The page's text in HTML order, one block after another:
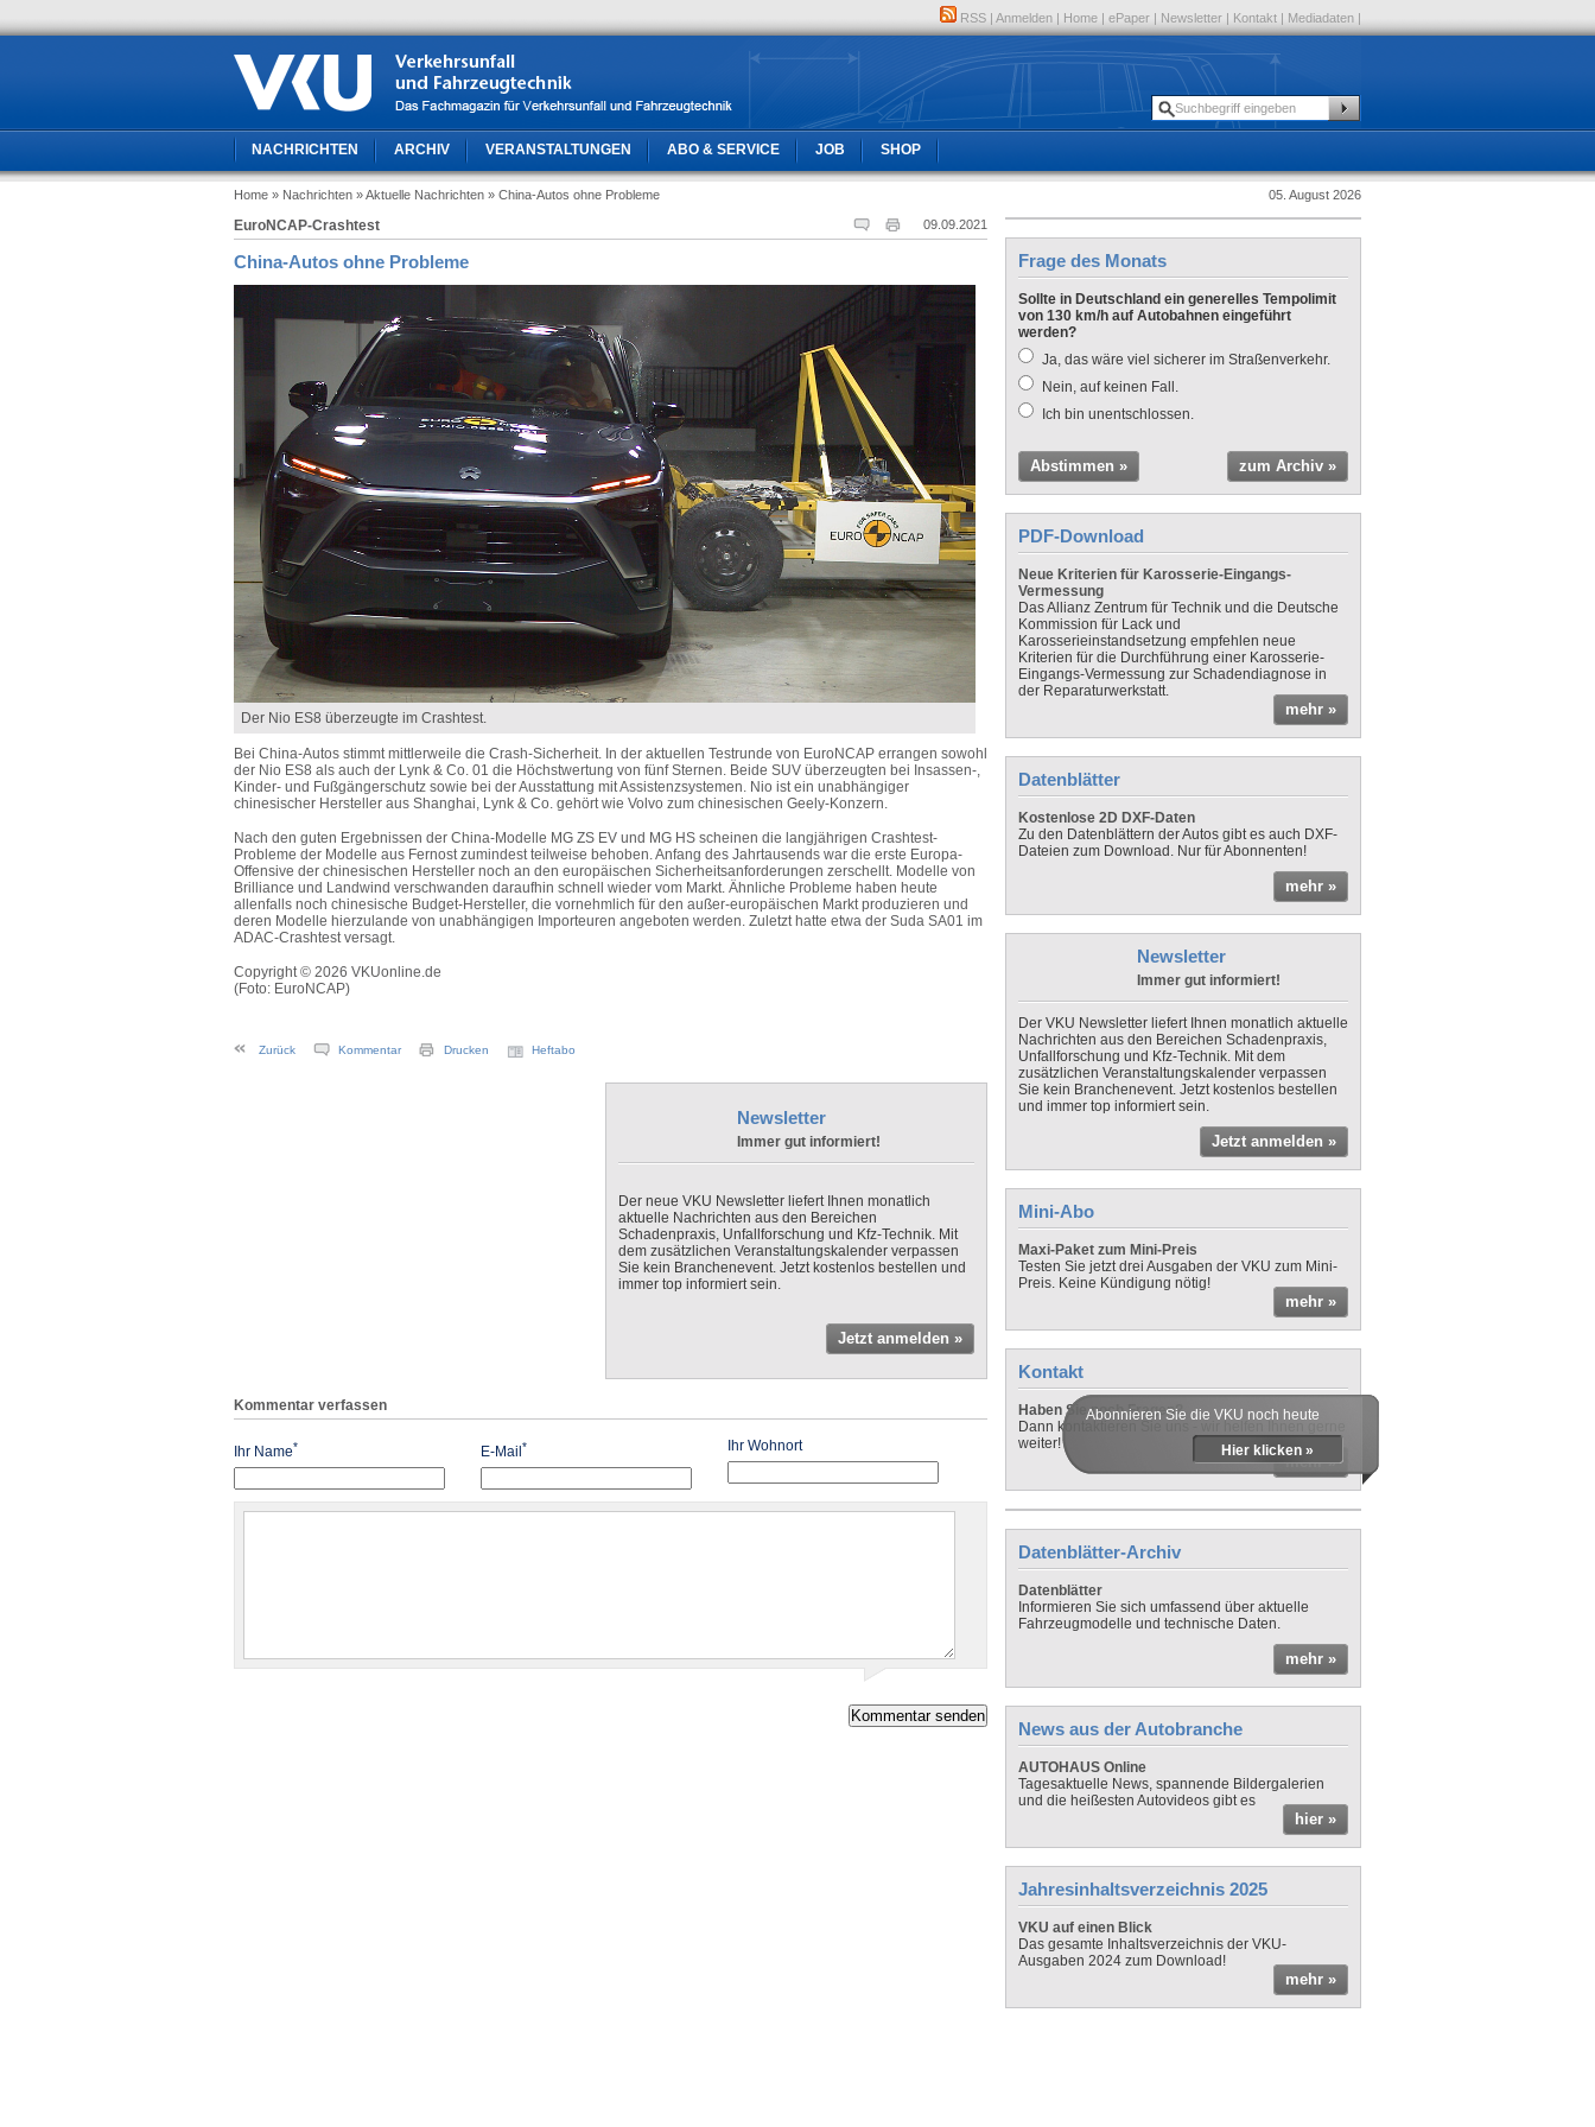
RSS | Anmelden | Home | ePaper | Newsletter | Kontakt | Mediadaten |
NACHRICHTEN ARCHIV VERANSTALTUNGEN ABO & SERVICE JOB SHOP
Home » Nachrichten » Aktuelle Nachrichten » China-Autos ohne Probleme 05. August 2026
09.09.2021
EuroNCAP-Crashtest
China-Autos ohne Probleme
Der Nio ES8 überzeugte im Crashtest.
Bei China-Autos stimmt mittlerweile die Crash-Sicherheit. In der aktuellen Testrunde von EuroNCAP errangen sowohl
der Nio ES8 als auch der Lynk & Co. 01 die Höchstwertung von fünf Sternen. Beide SUV überzeugten bei Insassen-,
Kinder- und Fußgängerschutz sowie bei der Ausstattung mit Assistenzsystemen. Nio ist ein unabhängiger
chinesischer Hersteller aus Shanghai, Lynk & Co. gehört wie Volvo zum chinesischen Geely-Konzern.
Nach den guten Ergebnissen der China-Modelle MG ZS EV und MG HS scheinen die langjährigen Crashtest-
Probleme der Modelle aus Fernost zumindest teilweise behoben. Anfang des Jahrtausends war die erste Europa-
Offensive der chinesischen Hersteller noch an den europäischen Sicherheitsanforderungen zerschellt. Modelle von
Brilliance und Landwind verschwanden daraufhin schnell wieder vom Markt. Ähnliche Probleme haben heute
allenfalls noch chinesische Budget-Hersteller, die vornehmlich für den außer-europäischen Markt produzieren und
deren Modelle hierzulande von unabhängigen Importeuren angeboten werden. Zuletzt hatte etwa der Suda SA01 im
ADAC-Crashtest versagt.
Copyright © 2026 VKUonline.de
(Foto: EuroNCAP)
Zurück Kommentar Drucken Heftabo
Newsletter
Immer gut informiert!
Der neue VKU Newsletter liefert Ihnen monatlich
aktuelle Nachrichten aus den Bereichen
Schadenpraxis, Unfallforschung und Kfz-Technik. Mit
dem zusätzlichen Veranstaltungskalender verpassen
Sie kein Branchenevent. Jetzt kostenlos bestellen und
immer top informiert sein.
Jetzt anmelden »
Kommentar verfassen
Ihr Name* E-Mail* Ihr Wohnort
Frage des Monats
Sollte in Deutschland ein generelles Tempolimit
von 130 km/h auf Autobahnen eingeführt
werden?
Ja, das wäre viel sicherer im Straßenverkehr.
Nein, auf keinen Fall.
Ich bin unentschlossen.
Abstimmen » zum Archiv »
PDF-Download
Neue Kriterien für Karosserie-Eingangs-
Vermessung
Das Allianz Zentrum für Technik und die Deutsche
Kommission für Lack und
Karosserieinstandsetzung empfehlen neue
Kriterien für die Durchführung einer Karosserie-
Eingangs-Vermessung zur Schadendiagnose in
der Reparaturwerkstatt.
mehr »
Datenblätter
Kostenlose 2D DXF-Daten
Zu den Datenblättern der Autos gibt es auch DXF-
Dateien zum Download. Nur für Abonnenten!
mehr »
Newsletter
Immer gut informiert!
Der VKU Newsletter liefert Ihnen monatlich aktuelle
Nachrichten aus den Bereichen Schadenpraxis,
Unfallforschung und Kfz-Technik. Mit dem
zusätzlichen Veranstaltungskalender verpassen
Sie kein Branchenevent. Jetzt kostenlos bestellen
und immer top informiert sein.
Jetzt anmelden »
Mini-Abo
Maxi-Paket zum Mini-Preis
Testen Sie jetzt drei Ausgaben der VKU zum Mini-
Preis. Keine Kündigung nötig!
mehr »
Kontakt
Haben Sie noch Fragen?
Dann kontaktieren Sie uns - wir helfen Ihnen gerne
weiter!
mehr »
Abonnieren Sie die VKU noch heute
Hier klicken »
Datenblätter-Archiv
Datenblätter
Informieren Sie sich umfassend über aktuelle
Fahrzeugmodelle und technische Daten.
mehr »
News aus der Autobranche
AUTOHAUS Online
Tagesaktuelle News, spannende Bildergalerien
und die heißesten Autovideos gibt es
hier »
Jahresinhaltsverzeichnis 2025
VKU auf einen Blick
Das gesamte Inhaltsverzeichnis der VKU-
Ausgaben 2024 zum Download!
mehr »